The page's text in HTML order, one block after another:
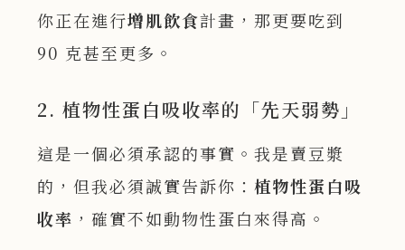
你正在進行增肌飲食計畫，那更要吃到
90 克甚至更多。
2. 植物性蛋白吸收率的「先天弱勢」
這是一個必須承認的事實。我是賣豆漿
的，但我必須誠實告訴你：植物性蛋白吸
收率 ，確實不如動物性蛋白來得高。